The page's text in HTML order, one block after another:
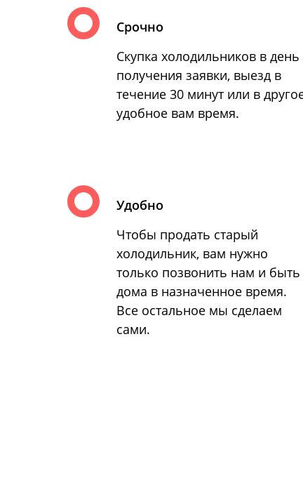
Срочно
Скупка холодильников в день
получения заявки, выезд в
течение 30 минут или в
удобное вам время.
Удобно
Чтобы продать старый
холодильник, вам нужно
только позвонить нам и быть
дома в назначенное время.
Все остальное мы сделаем
сами.